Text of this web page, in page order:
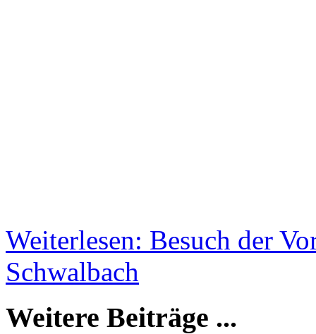
Weiterlesen: Besuch der
Schwalbach
Weitere Beiträge ...